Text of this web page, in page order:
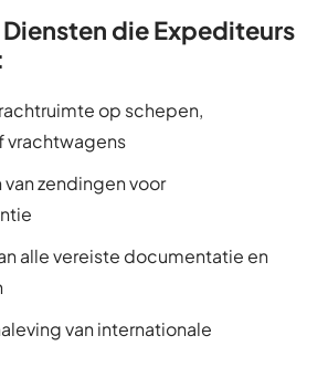
die Expediteurs
op schepen,
vrachtwagens
zendingen voor
alle vereiste documentatie en
van internationale